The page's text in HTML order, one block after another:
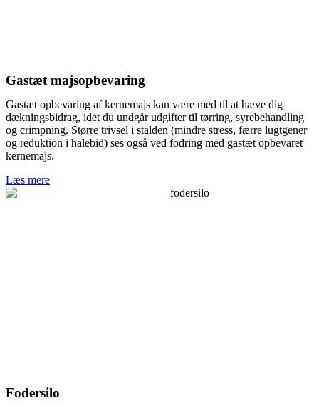
Gastæt majsopbevaring
Gastæt opbevaring af kernemajs kan være med til at hæve dig
dækningsbidrag, idet du undgår udgifter til tørring, syrebehandling
og crimpning. Større trivsel i stalden (mindre stress, færre lugtgener
og reduktion i halebid) ses også ved fodring med gastæt opbevaret
kernemajs.
Læs mere
Fodersilo